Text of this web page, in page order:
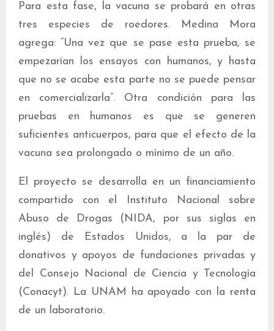
Para esta fase, la vacuna se probará en otras
tres especies de roedores. Medina Mora
agrega: “Una vez que se pase esta prueba, se
empezarían los ensayos con humanos, y hasta
que no se acabe esta parte no se puede pensar
en comercializarla”. Otra condición para las
pruebas en humanos es que se generen
suficientes anticuerpos, para que el efecto de la
vacuna sea prolongado o mínimo de un año.
El proyecto se desarrolla en un financiamiento
compartido con el Instituto Nacional sobre
Abuso de Drogas (NIDA, por sus siglas en
inglés) de Estados Unidos, a la par de
donativos y apoyos de fundaciones privadas y
del Consejo Nacional de Ciencia y Tecnología
(Conacyt). La UNAM ha apoyado con la renta
de un laboratorio.